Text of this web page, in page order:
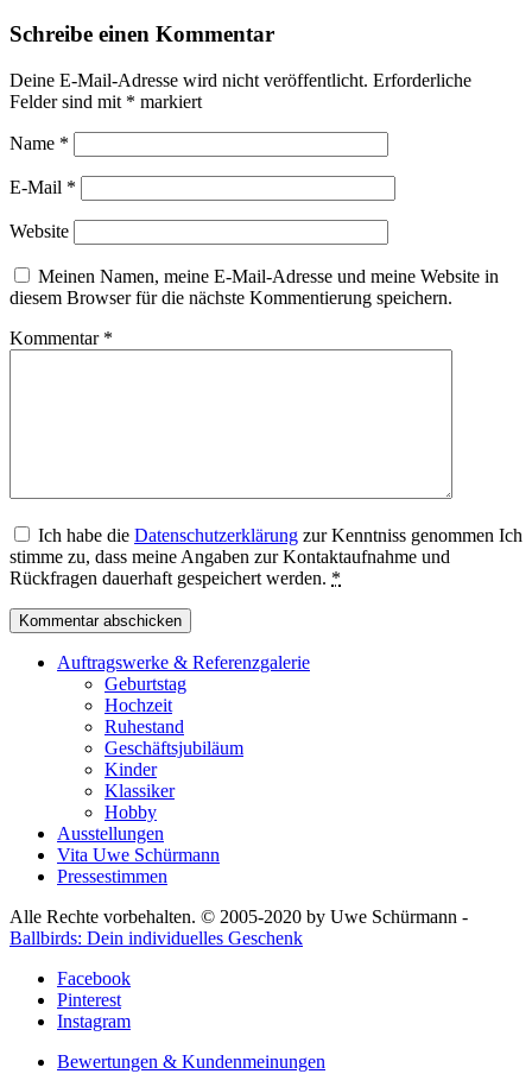
Schreibe einen Kommentar
Deine E-Mail-Adresse wird nicht veröffentlicht. Erforderliche
Felder sind mit * markiert
Name *
E-Mail *
Website
Meinen Namen, meine E-Mail-Adresse und meine Website in
diesem Browser für die nächste Kommentierung speichern.
Kommentar *
Ich habe die Datenschutzerklärung zur Kenntniss genommen Ich
stimme zu, dass meine Angaben zur Kontaktaufnahme und
Rückfragen dauerhaft gespeichert werden. *
Auftragswerke & Referenzgalerie
Geburtstag
Hochzeit
Ruhestand
Geschäftsjubiläum
Kinder
Klassiker
Hobby
Ausstellungen
Vita Uwe Schürmann
Pressestimmen
Alle Rechte vorbehalten. © 2005-2020 by Uwe Schürmann -
Ballbirds: Dein individuelles Geschenk
Facebook
Pinterest
Instagram
Bewertungen & Kundenmeinungen